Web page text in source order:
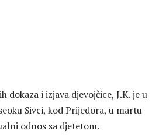
dokaza i izjava djevojčice, J.K. je u
Sivci, kod Prijedora, u martu
odnos sa djetetom.